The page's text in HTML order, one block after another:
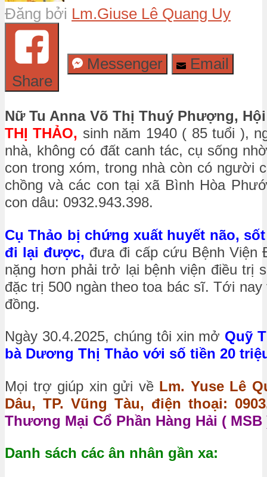
Đăng bởi Lm.Giuse Lê Quang Uy
Share
Messenger Email
Nữ Tu Anna Võ Thị Thuý Phượng,
THỊ THẢO, sinh năm 1940 ( 85 tuổi ),
nhà, không có đất canh tác, cụ sống
con trong xóm, trong nhà còn có người
chồng và các con tại xã Bình Hòa
con dâu: 0932.943.398.
Cụ Thảo bị chứng xuất huyết não,
đi lại được, đưa đi cấp cứu Bệnh Viện
nặng hơn phải trở lại bệnh viện điều trị
đặc trị 500 ngàn theo toa bác sĩ. Tới
đồng.
Ngày 30.4.2025, chúng tôi xin mở Quỹ
bà Dương Thị Thảo với số tiền 20
Mọi trợ giúp xin gửi về Lm. Yuse Lê
Dâu, TP. Vũng Tàu, điện thoại:
Thương Mại Cổ Phần Hàng Hải ( MSB
Danh sách các ân nhân gần xa: